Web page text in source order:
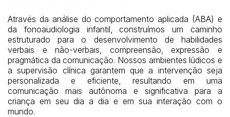
Através da análise do comportamento aplicada (ABA) e
da fonoaudiologia infantil, construímos um caminho
estruturado para o desenvolvimento de habilidades
verbais e não-verbais, compreensão, expressão e
pragmática da comunicação. Nossos ambientes lúdicos e
a supervisão clínica garantem que a intervenção seja
personalizada e eficiente, resultando em uma
comunicação mais autônoma e significativa para a
criança em seu dia a dia e em sua interação com o
mundo.